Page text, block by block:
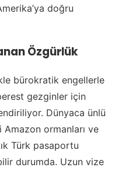
doğru
Özgürlük
bürokratik engellerle
gezginler için
Dünyaca ünlü
ormanları ve
Türk pasaportu
durumda. Uzun vize